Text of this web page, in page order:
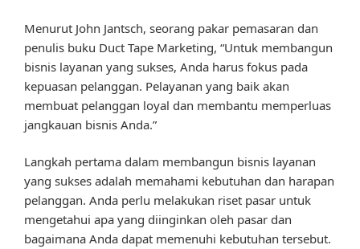
Menurut John Jantsch, seorang pakar pemasaran dan
penulis buku Duct Tape Marketing, “Untuk membangun
bisnis layanan yang sukses, Anda harus fokus pada
kepuasan pelanggan. Pelayanan yang baik akan
membuat pelanggan loyal dan membantu memperluas
jangkauan bisnis Anda.”
Langkah pertama dalam membangun bisnis layanan
yang sukses adalah memahami kebutuhan dan harapan
pelanggan. Anda perlu melakukan riset pasar untuk
mengetahui apa yang diinginkan oleh pasar dan
bagaimana Anda dapat memenuhi kebutuhan tersebut.